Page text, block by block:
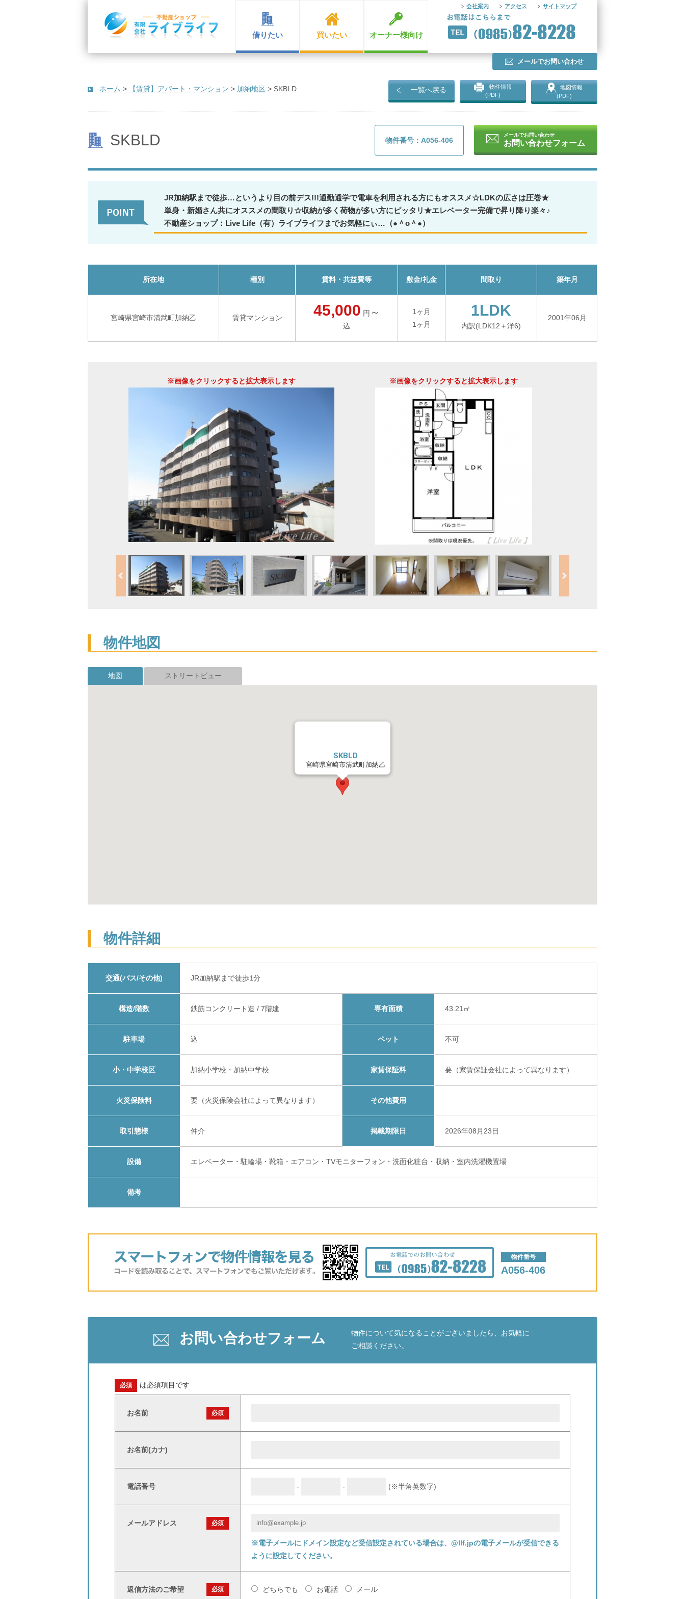
借りたい 買いたい オーナー様向け
会社案内 アクセス サイトマップ
メールでお問い合わせ
ホーム > 【賃貸】アパート・マンション > 加納地区 > SKBLD 一覧へ戻る
物件情報
(PDF)
地図情報
(PDF)
SKBLD 物件番号：A056-406
メールでお問い合わせ
お問い合わせフォーム
JR加納駅まで徒歩…というより目の前デス!!!通勤通学で電車を利用される方にもオススメ☆LDKの広さは圧巻★
単身・新婚さん共にオススメの間取り☆収納が多く荷物が多い方にピッタリ★エレベーター完備で昇り降り楽々♪
不動産ショップ：Live Life（有）ライブライフまでお気軽にぃ…（●＾o＾●）
所在地 種別 賃料・共益費等 敷金/礼金 間取り 築年月
宮崎県宮崎市清武町加納乙 賃貸マンション 45,000 円 ～
込
1ヶ月
1ヶ月
1LDK
内訳(LDK12＋洋6)
2001年06月
※画像をクリックすると拡大表示します ※画像をクリックすると拡大表示します
物件地図
地図 ストリートビュー
SKBLD
宮崎県宮崎市清武町加納乙
物件詳細
交通(バス/その他) JR加納駅まで徒歩1分
構造/階数 鉄筋コンクリート造 / 7階建 専有面積 43.21㎡
駐車場 込 ペット 不可
小・中学校区 加納小学校・加納中学校 家賃保証料 要（家賃保証会社によって異なります）
火災保険料 要（火災保険会社によって異なります） その他費用
取引態様 仲介 掲載期限日 2026年08月23日
設備 エレベーター・駐輪場・靴箱・エアコン・TVモニターフォン・洗面化粧台・収納・室内洗濯機置場
備考
物件番号
A056-406
お問い合わせフォーム
物件について気になることがございましたら、お気軽に
ご相談ください。
必須 は必須項目です
お名前 必須
お名前(カナ)
電話番号 - - (※半角英数字)
メールアドレス 必須
※電子メールにドメイン設定など受信設定されている場合は、@llf.jpの電子メールが受信できる
ように設定してください。
返信方法のご希望 必須 どちらでも お電話 メール